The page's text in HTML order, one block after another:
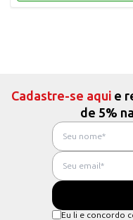
Cadastre-se aqui e
de 5%
Eu li e concordo